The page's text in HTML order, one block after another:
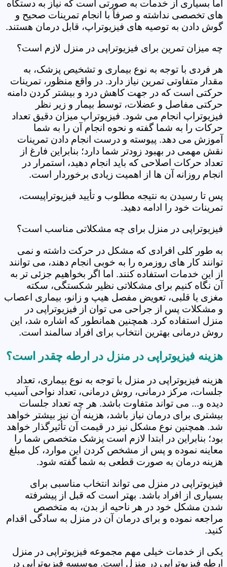
اما بسیاری از خدمات به صورتی است که نیاز به دستگاه
های تخصصی نداشته و صرفاً با انجام تمرینات صحیح و
گوش دادن به توصیه های فیزیوتراپ، قابل درمان هستند.
چه میزان تمرین برای فیزیوتراپی در منزل لازم است؟
هر فردی با توجه به نوع بیماری و تشخیص پزشک، به
مقدار متفاوتی تمرین نیاز دارد. در واقع منظور، تمرینات
حرکتی است که در جهت کاهش درد و بیشتر کردن دامنه
حرکتی مفاصل و عضلات، توسط بیمار و زیر نظر
فیزیوتراپ انجام می شود. فیزیوتراپ میزان دقیق تعداد
حرکات را به شما گفته و نحوه انجام آن را به شما
آموزش می دهد. پیوسته و درست انجام دادن تمرینات
نقش مهمی در بهبود زودتر شما دارد؛ بنابراین فارغ از
تعداد حرکات اصلاحی که باید انجام دهید، استمرار در
انجام روزانه آن ها از اهمیت زیادی برخوردار است.
پس تا رسیدن به نتیجه مطلوب و تأیید فیزیوتراپیست،
تمرینات خود را ادامه دهید.
فیزیوتراپی در منزل برای چه مشکلاتی مناسب است؟
به طور کلی افرادی که مشکل در حرکت داشته و نمی
توانند کار های روزمره را به خوبی انجام دهند، می توانند
از این خدمات استفاده کنند. اما اگر بخواهیم جزئی تر به
آن نگاه کنیم برای مشکلاتی نظیر شکستگی، سکته
مغزی یا قلبی، تعویض مفصل هیپ و زانو، بیماری اعصاب
و مشکلات پس از جراحی می توان از فیزیوتراپی در
منزل استفاده کرد. همچنین همانطور که اشاره شد، این
روش درمانی بهترین انتخاب برای افراد سالمند است.
هزینه فیزیوتراپی در منزل در ارطه چقدر است؟
هزینه فیزیوتراپی در منزل با توجه به نوع بیماری، تعداد
جلسات، مرکز درمانی، روش درمانی، تعداد نواحی آسیب
دیده و... می تواند متفاوت باشد. هر چه تعداد جلسات
بیشتری برای درمان نیاز باشد، هزینه آن نیز بیشتر خواهد
شد. همچنین نوع مشکل نیز در قیمت آن تأثیرگذار خواهد
بود؛ بنابراین در ابتدا لازم است پزشک متخصص شما را
معاینه نموده و پس از مشخص کردن این موارد، کل مبلغ
هزینه درمان به صورت قطعی به شما گفته شود.
فیزیوتراپی در منزل می تواند انتخاب مناسبی برای
بسیاری از افراد باشد. بهتر است که قبل از پیشرفته
شدن مشکل خود در هر ناحیه از بدن، به متخصص
مراجعه نموده و برای درمان آن در منزل به سادگی اقدام
کنید.
یکی از خدمات خیلی مهم مجموعه فیزیوتراپی در منزل
ارطه فیزیوتراپی در منزل است. موسسه فیزیوتراپی در